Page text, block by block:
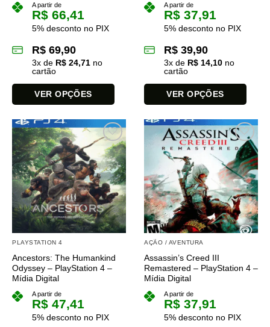
A partir de
R$ 66,41
5% desconto no PIX
R$ 69,90
3x de R$ 24,71 no
cartão
VER OPÇÕES
produto
tem
várias
variantes.
As
opções
podem
ser
escolhidas
do
produto
A partir de
R$ 37,91
5% desconto no PIX
R$ 39,90
3x de R$ 14,10 no
cartão
VER OPÇÕES
produto
tem
várias
variantes.
As
opções
podem
ser
escolhidas
do
produto
PLAYSTATION 4
Ancestors: The Humankind
Odyssey – PlayStation 4 –
Mídia Digital
A partir de
R$ 47,41
5% desconto no PIX
AÇÃO / AVENTURA
Assassin’s Creed III
Remastered – PlayStation 4 –
Mídia Digital
A partir de
R$ 37,91
5% desconto no PIX